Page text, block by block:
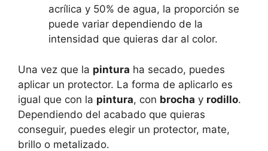
acrílica y 50% de agua, la proporción se
puede variar dependiendo de la
intensidad que quieras dar al color.
Una vez que la pintura ha secado, puedes
aplicar un protector. La forma de aplicarlo es
igual que con la pintura, con brocha y rodillo.
Dependiendo del acabado que quieras
conseguir, puedes elegir un protector, mate,
brillo o metalizado.